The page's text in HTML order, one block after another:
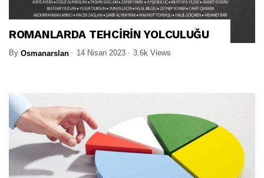
ROMANLARDA TEHCİRİN YOLCULUĞU
By Osmanarslan 14 Nisan 2023 3.6k Views